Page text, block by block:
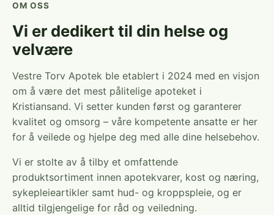
OM OSS
Vi er dedikert til din helse og
velvære
Vestre Torv Apotek ble etablert i 2024 med en visjon
om å være det mest pålitelige apoteket i
Kristiansand. Vi setter kunden først og garanterer
kvalitet og omsorg – våre kompetente ansatte er her
for å veilede og hjelpe deg med alle dine helsebehov.
Vi er stolte av å tilby et omfattende
produktsortiment innen apotekvarer, kost og næring,
sykepleieartikler samt hud- og kroppspleie, og er
alltid tilgjengelige for råd og veiledning.